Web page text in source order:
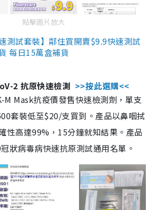
點擊圖片放大
測試套裝】鄰住買開賣$9.9快速測試
每日15萬盒補貨
2 抗原快速檢測 >>按此選購<<
M Mask抗疫價發售快速檢測劑，單支
套裝低至$20/支買到。產品以鼻咽拭
性高達99%，15分鐘就知結果。產品
狀病毒病快速抗原測試通用名單。